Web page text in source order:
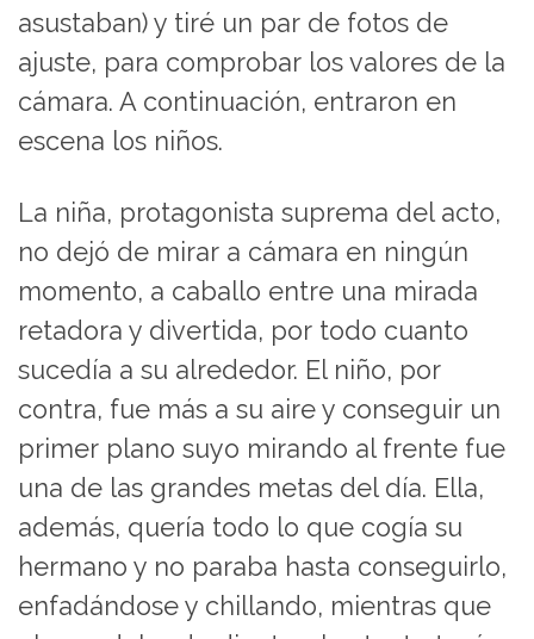
asustaban) y tiré un par de fotos de
ajuste, para comprobar los valores de la
cámara. A continuación, entraron en
escena los niños.
La niña, protagonista suprema del acto,
no dejó de mirar a cámara en ningún
momento, a caballo entre una mirada
retadora y divertida, por todo cuanto
sucedía a su alrededor. El niño, por
contra, fue más a su aire y conseguir un
primer plano suyo mirando al frente fue
una de las grandes metas del día. Ella,
además, quería todo lo que cogía su
hermano y no paraba hasta conseguirlo,
enfadándose y chillando, mientras que